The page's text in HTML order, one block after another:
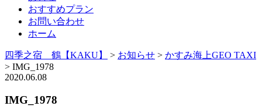
おすすめプラン
お問い合わせ
ホーム
四季之宿 鶴【KAKU】 > お知らせ > かすみ海上GEO TAXI
> IMG_1978
2020.06.08
IMG_1978